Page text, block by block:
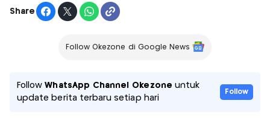
Share
Follow Okezone di Google News
FollowWhatsApp Channel Okezone untuk
update berita terbaru setiap hari
Follow